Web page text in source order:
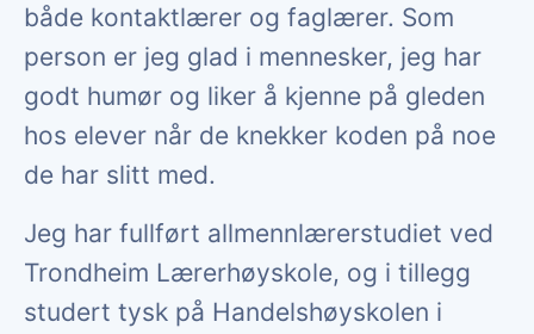
både kontaktlærer og faglærer. Som
person er jeg glad i mennesker, jeg har
godt humør og liker å kjenne på gleden
hos elever når de knekker koden på noe
de har slitt med.
Jeg har fullført allmennlærerstudiet ved
Trondheim Lærerhøyskole, og i tillegg
studert tysk på Handelshøyskolen i